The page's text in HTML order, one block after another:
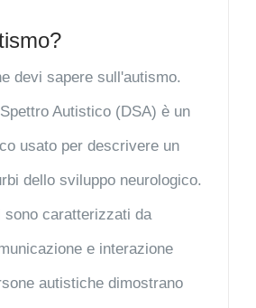
devi sapere sull'autismo.
Autistico (DSA) è un
usato per descrivere un
dello sviluppo neurologico.
sono caratterizzati da
e interazione
autistiche dimostrano